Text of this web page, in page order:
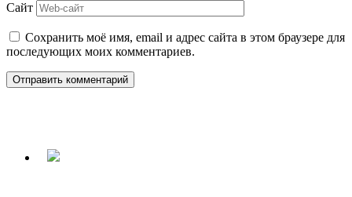
Сайт
Сохранить моё имя, email и адрес сайта в этом браузере для
последующих моих комментариев.